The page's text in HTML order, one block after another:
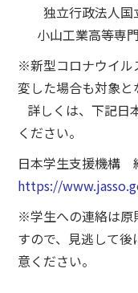
独立行政法人国
小山工業高等専
※新型コロナウイル
変した場合も対象と
詳しくは、下記日
ください。
日本学生支援機構
https://
※学生への連絡は原
すので、見逃して
意ください。